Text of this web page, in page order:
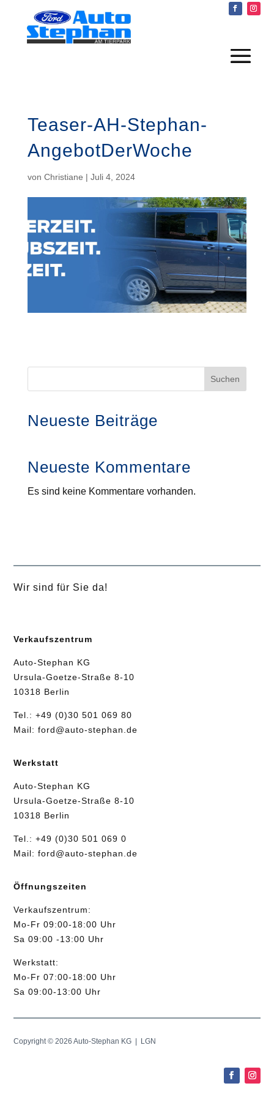
Teaser-AH-Stephan-
AngebotDerWoche
von Christiane | Juli 4, 2024
Suchen
Neueste Beiträge
Neueste Kommentare
Es sind keine Kommentare vorhanden.
Wir sind für Sie da!
Verkaufszentrum
Auto-Stephan KG
Ursula-Goetze-Straße 8-10
10318 Berlin
Tel.:+49 (0)30 501 069 80
Mail:ford@auto-stephan.de
Werkstatt
Auto-Stephan KG
Ursula-Goetze-Straße 8-10
10318 Berlin
Tel.:+49 (0)30 501 069 0
Mail:ford@auto-stephan.de
Öffnungszeiten
Verkaufszentrum:
Mo-Fr 09:00-18:00 Uhr
Sa 09:00 -13:00 Uhr
Werkstatt:
Mo-Fr 07:00-18:00 Uhr
Sa 09:00-13:00 Uhr
Copyright © 2026 Auto-Stephan KG | LGN